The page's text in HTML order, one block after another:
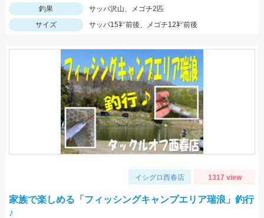
釣果
サッパ沢山、メゴチ2匹
サイズ
サッパ15㌢前後、メゴチ12㌢前後
イシグロ西春店 1317 view
家族で楽しめる「フィッシングキャンプエリア瑞浪」釣行
♪